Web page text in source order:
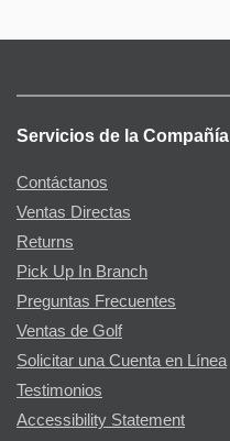
Servicios de la Compañía
Contáctanos
Ventas Directas
Returns
Pick Up In Branch
Preguntas Frecuentes
Ventas de Golf
Solicitar una Cuenta en Línea
Testimonios
Accessibility Statement